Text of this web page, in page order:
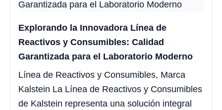
Explorando la Innovadora Línea de
Reactivos y Consumibles: Calidad
Garantizada para el Laboratorio Moderno
Línea de Reactivos y Consumibles, Marca
Kalstein La Línea de Reactivos y Consumibles
de Kalstein representa una solución integral